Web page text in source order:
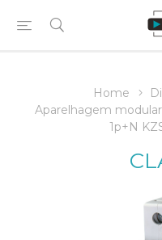
Home
Aparelhagem modular
1p+N